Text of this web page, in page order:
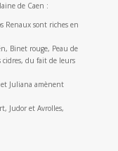
de Caen :
Renaux sont riches en
Binet rouge, Peau de
cidres, du fait de leurs
Juliana amènent
Judor et Avrolles,